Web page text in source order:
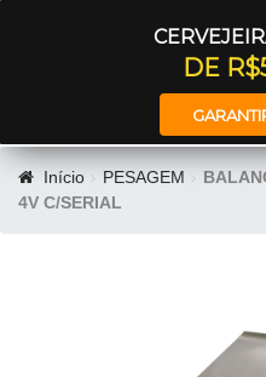
DE
Início PESAGEM
4V C/SERIAL